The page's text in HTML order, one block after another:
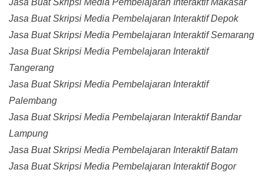
Jasa Buat Skripsi Media Pembelajaran Interaktif Makasar
Jasa Buat Skripsi Media Pembelajaran Interaktif Depok
Jasa Buat Skripsi Media Pembelajaran Interaktif Semarang
Jasa Buat Skripsi Media Pembelajaran Interaktif
Tangerang
Jasa Buat Skripsi Media Pembelajaran Interaktif
Palembang
Jasa Buat Skripsi Media Pembelajaran Interaktif Bandar
Lampung
Jasa Buat Skripsi Media Pembelajaran Interaktif Batam
Jasa Buat Skripsi Media Pembelajaran Interaktif Bogor